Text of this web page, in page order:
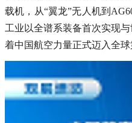
载机，从“翼龙”无人机到
工业以全谱系装备首次实现
着中国航空力量正式迈入全球